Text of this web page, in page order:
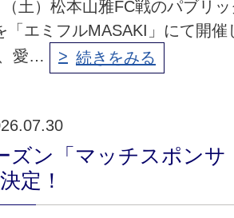
土）松本山雅FC戦のパブリ
「エミフルMASAKI」にて開催
愛…
続きをみる
ズン「マッチスポンサ
定！